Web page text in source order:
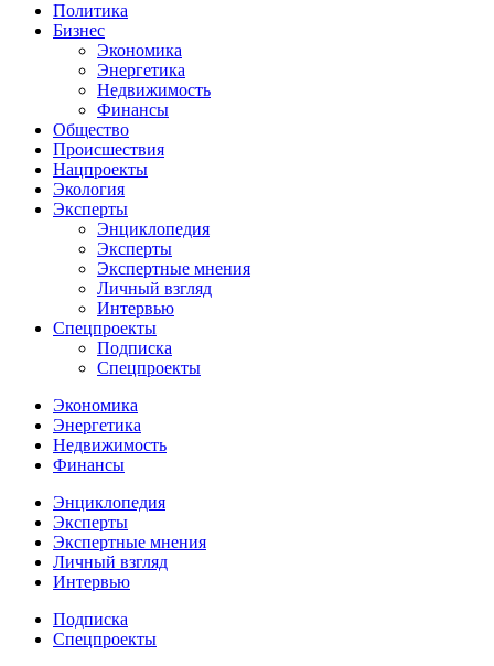
Политика
Бизнес
Экономика
Энергетика
Недвижимость
Финансы
Общество
Происшествия
Нацпроекты
Экология
Эксперты
Энциклопедия
Эксперты
Экспертные мнения
Личный взгляд
Интервью
Спецпроекты
Подписка
Спецпроекты
Экономика
Энергетика
Недвижимость
Финансы
Энциклопедия
Эксперты
Экспертные мнения
Личный взгляд
Интервью
Подписка
Спецпроекты